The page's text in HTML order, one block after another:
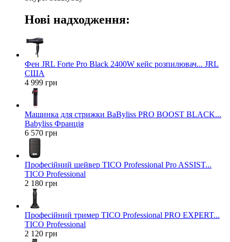
Нові надходження:
Фен JRL Forte Pro Black 2400W кейс розпилювач... JRL
США
4 999 грн
Машинка для стрижки BaByliss PRO BOOST BLACK...
Babyliss Франція
6 570 грн
Професійний шейвер TICO Professional Pro ASSIST...
TICO Professional
2 180 грн
Професійний тример TICO Professional PRO EXPERT...
TICO Professional
2 120 грн